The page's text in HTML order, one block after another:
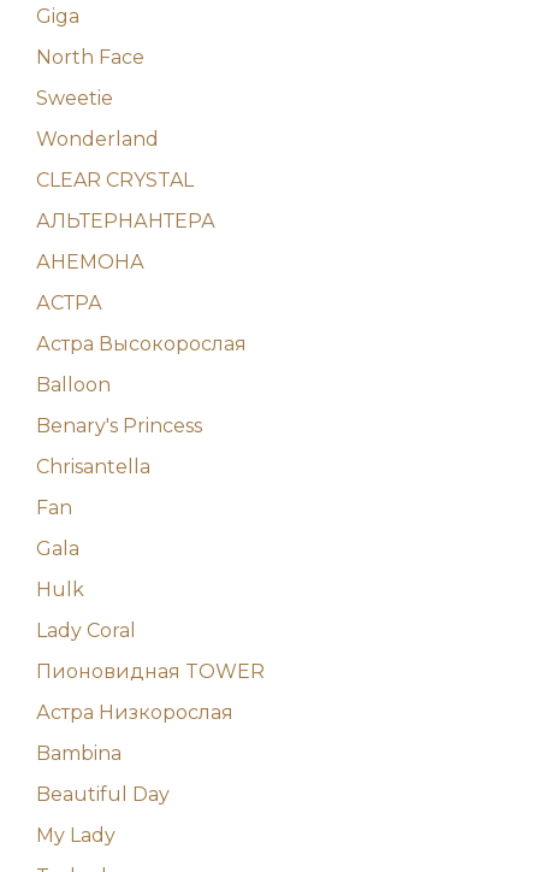
Giga
North Face
Sweetie
Wonderland
CLEAR CRYSTAL
АЛЬТЕРНАНТЕРА
АНЕМОНА
АСТРА
Астра Высокорослая
Balloon
Benary's Princess
Chrisantella
Fan
Gala
Hulk
Lady Coral
Пионовидная TOWER
Астра Низкорослая
Bambina
Beautiful Day
My Lady